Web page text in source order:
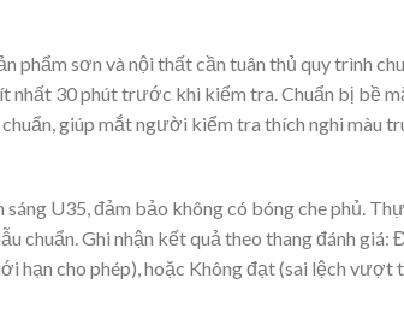
phẩm sơn và nội thất cần tuân thủ quy trình
nhất 30 phút trước khi kiểm tra. Chuẩn bị bề
giúp mắt người kiểm tra thích nghi màu
U35, đảm bảo không có bóng che phủ.
chuẩn. Ghi nhận kết quả theo thang đánh giá:
hạn cho phép), hoặc Không đạt (sai lệch vượt